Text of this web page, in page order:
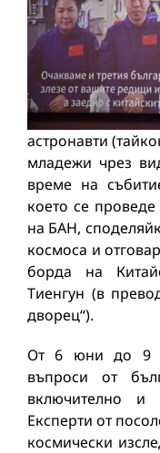
астронавти
младежи чрез
време на
което се
на БАН,
космоса и
борда на
Тиенгун (в
дворец“).
От 6 юни до 9
въпроси от
включително и
Експерти от
космически